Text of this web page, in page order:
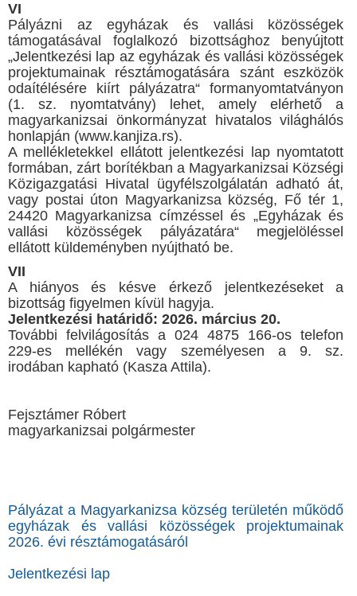
VI
Pályázni az egyházak és vallási közösségek
támogatásával foglalkozó bizottsághoz benyújtott
„Jelentkezési lap az egyházak és vallási közösségek
projektumainak résztámogatására szánt eszközök
odaítélésére kiírt pályázatra“ formanyomtatványon
(1. sz. nyomtatvány) lehet, amely elérhető a
magyarkanizsai önkormányzat hivatalos világhálós
honlapján (www.kanjiza.rs).
A mellékletekkel ellátott jelentkezési lap nyomtatott
formában, zárt borítékban a Magyarkanizsai Községi
Közigazgatási Hivatal ügyfélszolgálatán adható át,
vagy postai úton Magyarkanizsa község, Fő tér 1,
24420 Magyarkanizsa címzéssel és „Egyházak és
vallási közösségek pályázatára“ megjelöléssel
ellátott küldeményben nyújtható be.
VII
A hiányos és késve érkező jelentkezéseket a
bizottság figyelmen kívül hagyja.
Jelentkezési határidő: 2026. március 20.
További felvilágosítás a 024 4875 166-os telefon
229-es mellékén vagy személyesen a 9. sz.
irodában kapható (Kasza Attila).
Fejsztámer Róbert
magyarkanizsai polgármester
Pályázat a Magyarkanizsa község területén működő
egyházak és vallási közösségek projektumainak
2026. évi résztámogatásáról
Jelentkezési lap